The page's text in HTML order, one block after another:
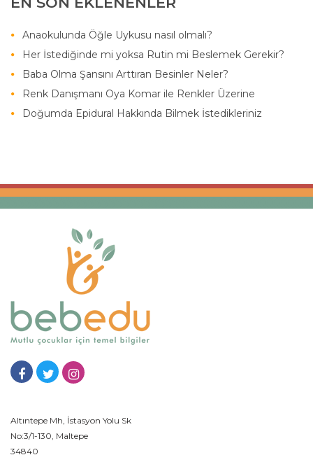
Anaokulunda Öğle Uykusu nasıl olmalı?
Her İstediğinde mi yoksa Rutin mi Beslemek Gerekir?
Baba Olma Şansını Arttıran Besinler Neler?
Renk Danışmanı Oya Komar ile Renkler Üzerine
Doğumda Epidural Hakkında Bilmek İstedikleriniz
Altıntepe Mh, İstasyon Yolu Sk
No:3/1-130, Maltepe
34840